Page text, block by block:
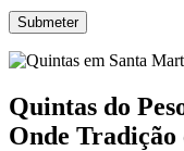
Quintas do
Onde Tradição